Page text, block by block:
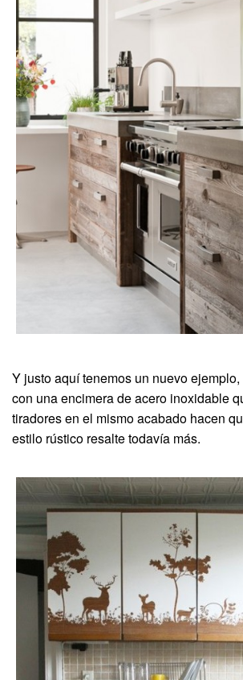
Y justo aquí tenemos un nuevo
con una encimera de acero inoxidable
tiradores en el mismo acabado hacen
estilo rústico resalte todavía más.